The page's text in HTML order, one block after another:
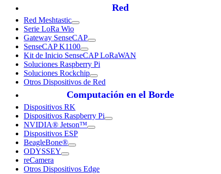
Red
Red Meshtastic
Serie LoRa Wio
Gateway SenseCAP
SenseCAP K1100
Kit de Inicio SenseCAP LoRaWAN
Soluciones Raspberry Pi
Soluciones Rockchip
Otros Dispositivos de Red
Computación en el Borde
Dispositivos RK
Dispositivos Raspberry Pi
NVIDIA® Jetson™
Dispositivos ESP
BeagleBone®
ODYSSEY
reCamera
Otros Dispositivos Edge